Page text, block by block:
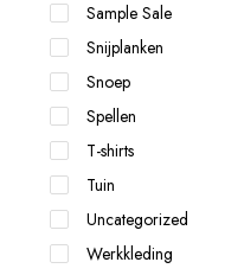
Sample Sale
Snijplanken
Snoep
Spellen
T-shirts
Tuin
Uncategorized
Werkkleding